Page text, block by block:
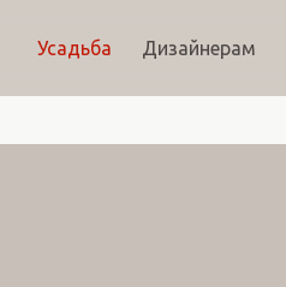
Дизайнерам
Усадьба